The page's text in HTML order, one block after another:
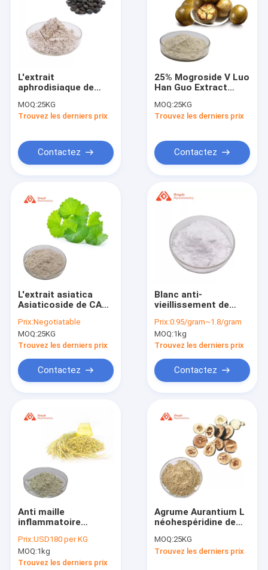
Domicile
Des produits
Contrôle de qualité
Nous contacter
Demandez une citation
extrait pur d'usine
extrait de graine de griffonia
Extrait de fruit de moine
Poudre de champignons bio
Comprimés de Chlorelle Bio
L'extrait
aphrodisiaque de
saupoudrent 99%
sommeil d'aide de 5
MOQ:25KG
Trouvez les derniers prix
Contactez
25% Mogroside V Luo
Han Guo Extract
dans l'eau
MOQ:25KG
Trouvez les derniers prix
Contactez
L'extrait asiatica
Asiaticoside de CAS
saupoudrent l'acide
de 80% Madecassic
Prix:Negotiatable
MOQ:25KG
Trouvez les derniers prix
Contactez
Blanc anti-
vieillissement de
mononucléotide de
nicotinamide de NMN
Prix:0.95/gram~1.8/gram
MOQ:1kg
Trouvez les derniers prix
Contactez
Anti maille
inflammatoire
80 de la méthode
100% de CLHP de
poudre
Prix:USD180 per KG
MOQ:1kg
Trouvez les derniers prix
Agrume Aurantium L
néohespéridine de
90% CAS 520-26-3
MOQ:25KG
Trouvez les derniers prix